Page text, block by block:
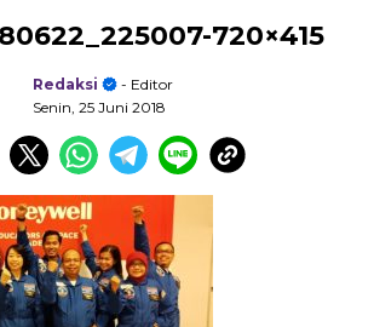
720×415
Redaksi
- Editor
Senin, 25 Juni 2018